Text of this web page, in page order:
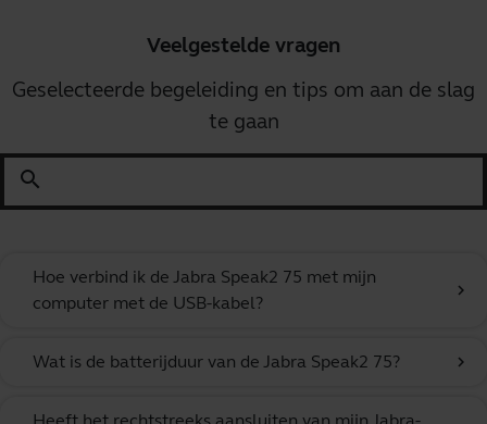
Veelgestelde vragen
Geselecteerde begeleiding en tips om aan de slag
te gaan
search
Hoe verbind ik de Jabra Speak2 75 met mijn
computer met de USB-kabel?
chevron_right
Wat is de batterijduur van de Jabra Speak2 75? chevron_right